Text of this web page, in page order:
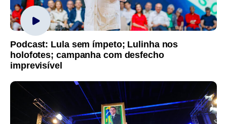
Podcast: Lula sem ímpeto; Lulinha nos
holofotes; campanha com desfecho
imprevisível